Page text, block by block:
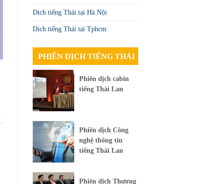
Dịch tiếng Thái tại Hà Nội
Dịch tiếng Thái tại Tphcm
PHIÊN DỊCH TIẾNG THÁI
Phiên dịch cabin
tiếng Thái Lan
Phiên dịch Công
nghệ thông tin
tiếng Thái Lan
Phiên dịch Thương